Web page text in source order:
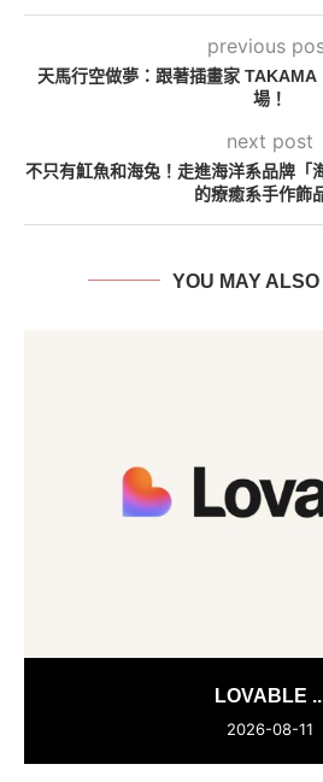
previous
天馬行空做夢：跟著插畫家 TAKAMA
場！
next post
不只有魟魚和海兔！走進海洋系品牌「
的療癒系手作飾
YOU MAY
LOVABLE
2026-08-11